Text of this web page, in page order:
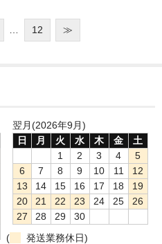
12 ≫
翌月(2026年9月)
日
月 火 水 木 金
土
1
2 3 4
5
6
7 8 9 10 11
12
13
14 15 16 17 18
19
20
21 22 23 24 25
26
27
28 29
30
(
発送業務休日)